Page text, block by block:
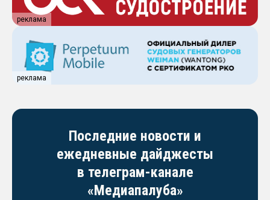
реклама
реклама
Последние новости и
ежедневные дайджесты
в телеграм-канале
«Медиапалуба»